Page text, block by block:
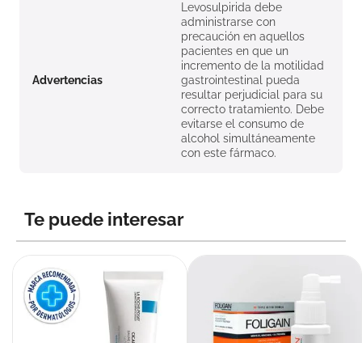
Advertencias
Levosulpirida debe
administrarse con
precaución en aquellos
pacientes en que un
incremento de la motilidad
gastrointestinal pueda
resultar perjudicial para su
correcto tratamiento. Debe
evitarse el consumo de
alcohol simultáneamente
con este fármaco.
Te puede interesar